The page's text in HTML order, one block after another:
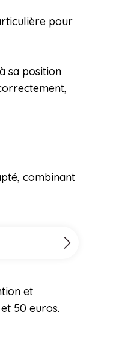
pour
sa position
combinant
et
50 euros.